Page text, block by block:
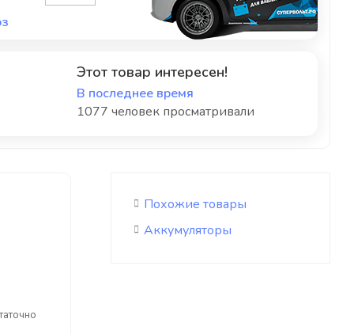
Этот товар интересен!
В последнее время
1077 человек просматривали
Похожие товары
Аккумуляторы